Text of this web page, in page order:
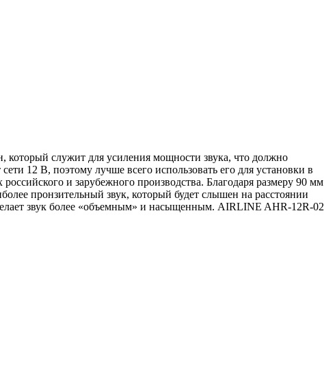
который служит для усиления мощности звука, что должно
12 В, поэтому лучше всего использовать его для установки в
и зарубежного производства. Благодаря размеру 90 мм
пронзительный звук, который будет слышен на расстоянии
звук более «объемным» и насыщенным. AIRLINE AHR-12R-02